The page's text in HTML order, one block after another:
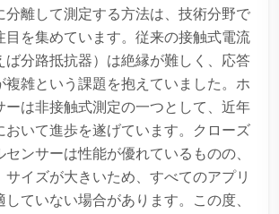
分離して測定する方法は、技術分野で
目を集めています。従来の接触式電流
ば分路抵抗器）は絶縁が難しく、応答
複雑という課題を抱えていました。ホ
ーは非接触式測定の一つとして、近年
おいて進歩を遂げています。クローズ
センサーは性能が優れているものの、
サイズが大きいため、すべてのアプリ
ていない場合があります。この度、